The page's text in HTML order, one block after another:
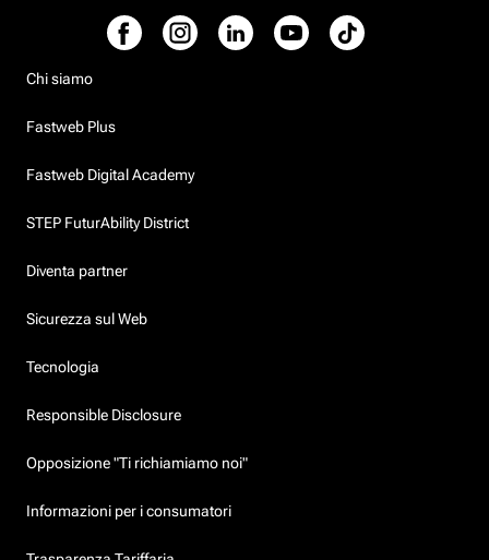
Chi siamo
Fastweb Plus
Fastweb Digital Academy
STEP FuturAbility District
Diventa partner
Sicurezza sul Web
Tecnologia
Responsible Disclosure
Opposizione "Ti richiamiamo noi"
Informazioni per i consumatori